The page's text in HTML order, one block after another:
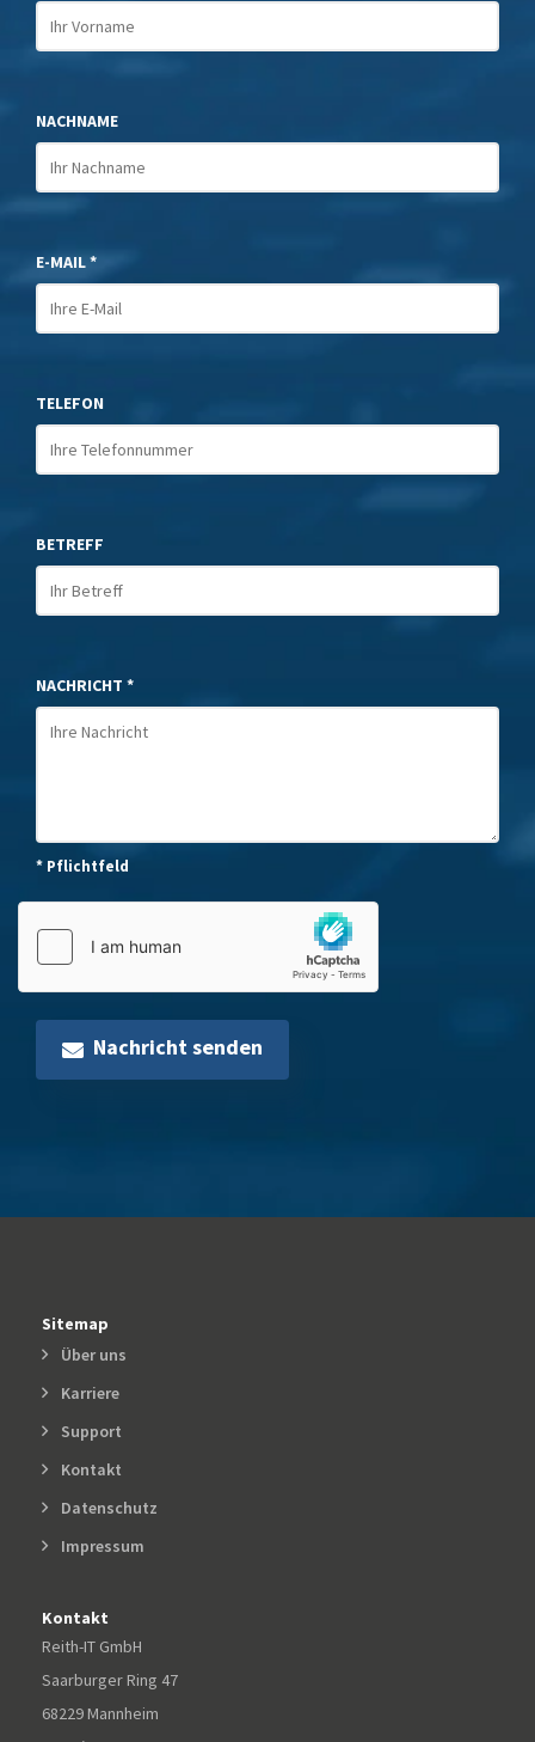
NACHNAME
E-MAIL *
TELEFON
BETREFF
NACHRICHT *
* Pflichtfeld
Nachricht senden
Sitemap
Über uns
Karriere
Support
Kontakt
Datenschutz
Impressum
Kontakt
Reith-IT GmbH
Saarburger Ring 47
68229 Mannheim